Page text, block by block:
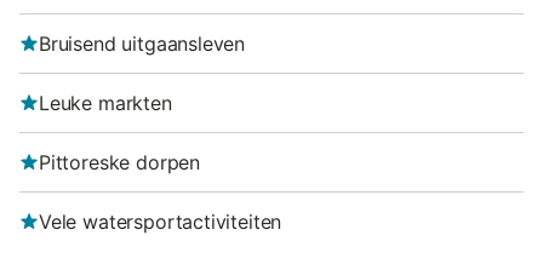
Bruisend uitgaansleven
Leuke markten
Pittoreske dorpen
Vele watersportactiviteiten